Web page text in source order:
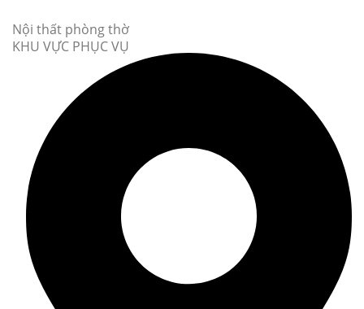
Nội thất phòng thờ
KHU VỰC PHỤC VỤ